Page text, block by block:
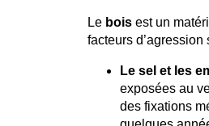
Le boisest un
facteurs
Le sel et les
exposées au
des fixations